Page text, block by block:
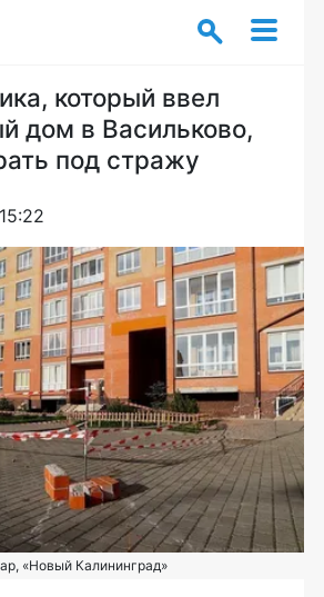
который ввел
дом в Васильково,
под стражу
«Новый Калининград»